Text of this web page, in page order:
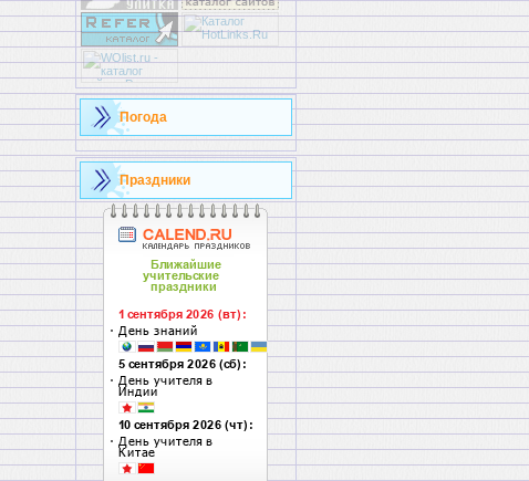
Погода
Праздники